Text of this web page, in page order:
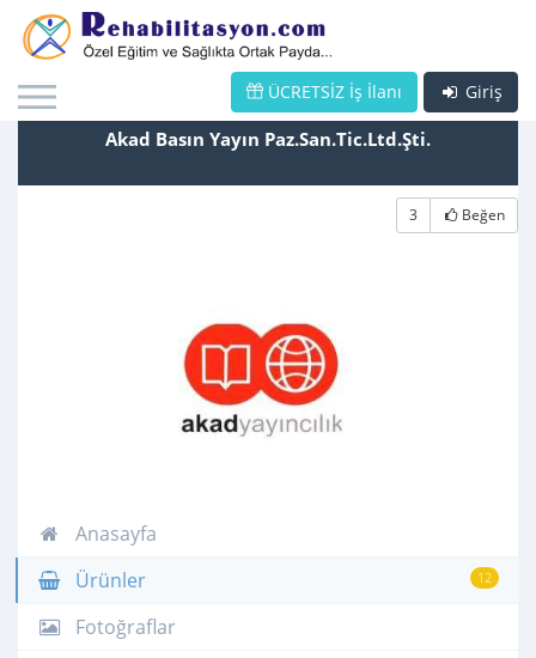
Giriş
ÜCRETSİZ İş İlanı
Akad Basın Yayın Paz.San.Tic.Ltd.Şti.
3 Beğen
Anasayfa
12
Ürünler
Fotoğraflar